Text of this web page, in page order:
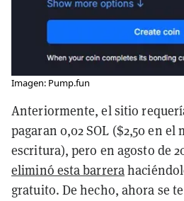
Imagen: Pump.fun
Anteriormente, el sitio
pagaran 0,02 SOL ($2,50 en el
escritura), pero en agosto de
eliminó esta barrera
gratuito. De hecho, ahora se